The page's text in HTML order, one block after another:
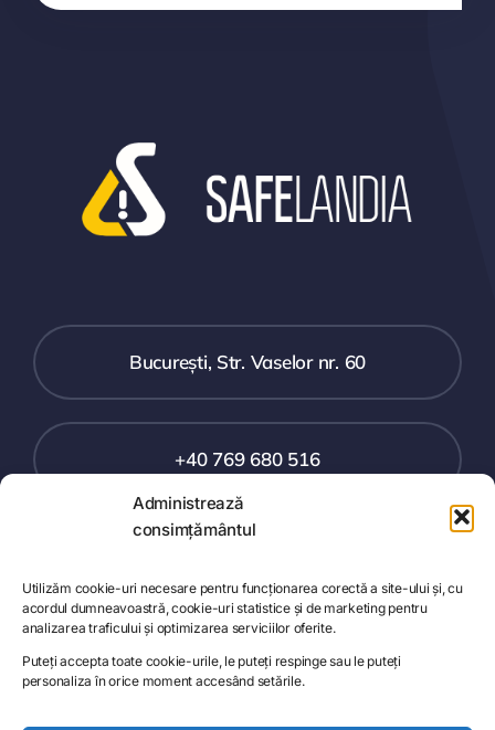
Administrează
consimțământul
Utilizăm cookie-uri necesare pentru funcționarea corectă a site-ului și, cu
acordul dumneavoastră, cookie-uri statistice și de marketing pentru
analizarea traficului și optimizarea serviciilor oferite.
Puteți accepta toate cookie-urile, le puteți respinge sau le puteți
personaliza în orice moment accesând setările.
București, Str. Vaselor nr. 60
+40 769 680 516
Toggle
Prețuri SafeTraining